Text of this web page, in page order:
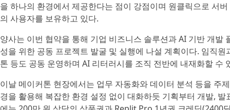
을 하나의 환경에서 제공한다는 점이 강점이며 원클릭으로 서
의 사용자를 보유하고 있다.
양사는 이번 협약을 통해 기업 비즈니스 솔루션과 AI 기반 개
성을 위한 공동 프로젝트 발굴 및 실행에 나설 계획이다. 임직
톤 등도 공동 운영하며 AI 리터러시를 조직 전반에 내재화할 수
이날 메이커톤 현장에서는 업무 자동화와 데이터 분석 등을 주
경을 활용해 복잡한 환경 설정 없이 대화하듯 기획부터 개발,